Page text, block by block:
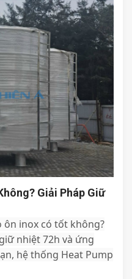
Giải Pháp Giữ
ôn inox có tốt không?
nhiệt 72h và ứng
hệ thống Heat Pump